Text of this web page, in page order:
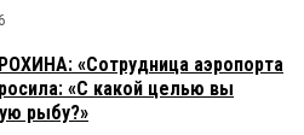
«Сотрудница аэропорта
«С какой целью вы
рыбу?»